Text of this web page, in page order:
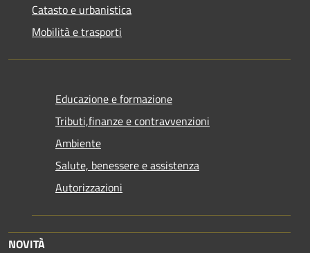
Catasto e urbanistica
Mobilità e trasporti
Educazione e formazione
Tributi,finanze e contravvenzioni
Ambiente
Salute, benessere e assistenza
Autorizzazioni
NOVITÀ